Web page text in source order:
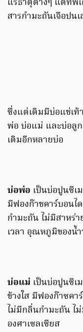
สารกำมะถันเจือปน
ซึ่งแต่เดิมมีบ่อแช่เท้
พ่อ บ่อแม่ และบ่อลูก
เติมอีกหลายบ่อ
บ่อพ่อ เป็นบ่อปูนซีเ
มีฟองก๊าชคาร์บอน
กำมะถัน ไม่มีสาหร่
เวลา อุณหภูมิของน้
บ่อแม่ เป็นบ่อปูนซีเ
ข้างใส มีฟองก๊าซค
ไม่มีกลิ่นกำมะถัน ไ
องศาเซลเซียส